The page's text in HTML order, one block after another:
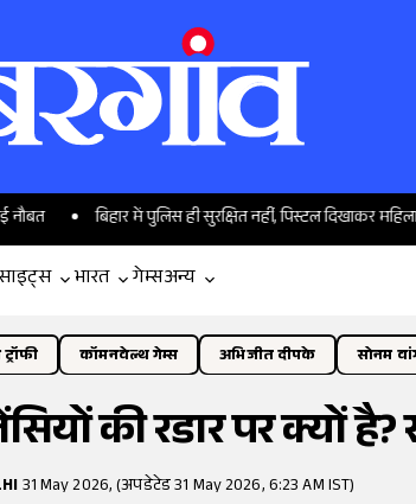
बिहार में पुलिस ही सुरक्षित नहीं, पिस्टल दिखाकर महिला
भारत गेम्सअन्य
कॉमनवेल्थ गेम्स अभिजीत दीपके सोनम
की रडार पर क्यों
31 May 2026, (अपडेटेड 31 May 2026, 6:23 AM IST)